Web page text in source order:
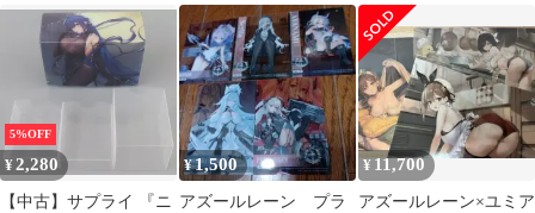
ンVer. 「アズールレー
ン」 1/7 レジンキャス
トキット
PP サイン
Vol.470 アズールレーン
『黒鉄の楽章、誓いの
海』 サプライ
5%OFF
¥2,280
【中古】サプライ 『ニ
¥1,500
アズールレーン プラ
¥11,700
アズールレーン×ユミア